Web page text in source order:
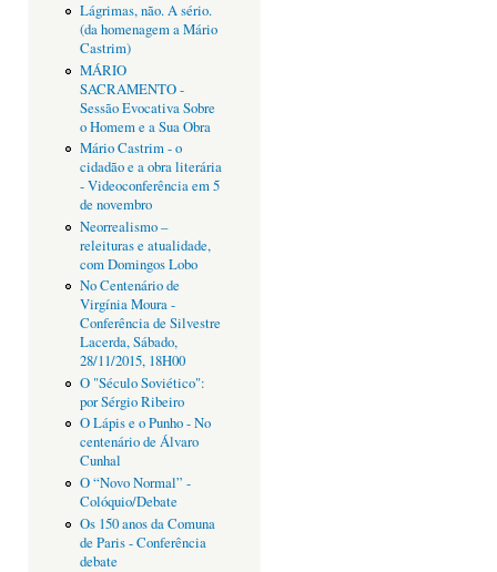
Lágrimas, não. A sério.
(da homenagem a Mário
Castrim)
MÁRIO
SACRAMENTO -
Sessão Evocativa Sobre
o Homem e a Sua Obra
Mário Castrim - o
cidadão e a obra literária
- Videoconferência em 5
de novembro
Neorrealismo –
releituras e atualidade,
com Domingos Lobo
No Centenário de
Virgínia Moura -
Conferência de Silvestre
Lacerda, Sábado,
28/11/2015, 18H00
O "Século Soviético":
por Sérgio Ribeiro
O Lápis e o Punho - No
centenário de Álvaro
Cunhal
O “Novo Normal” -
Colóquio/Debate
Os 150 anos da Comuna
de Paris - Conferência
debate